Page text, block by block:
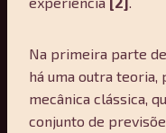
Na primeira parte
há uma outra teoria,
mecânica clássica,
conjunto de